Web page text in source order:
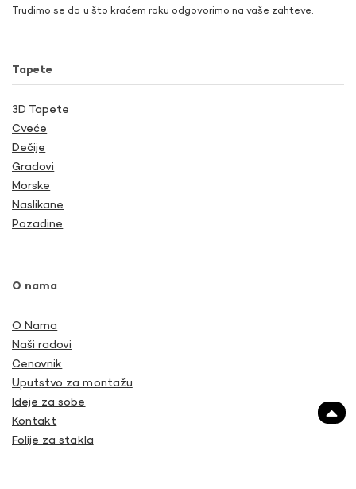
Trudimo se da u što kraćem roku odgovorimo na vaše zahteve.
Tapete
3D Tapete
Cveće
Dečije
Gradovi
Morske
Naslikane
Pozadine
O nama
O Nama
Naši radovi
Cenovnik
Uputstvo za montažu
Ideje za sobe
Kontakt
Folije za stakla